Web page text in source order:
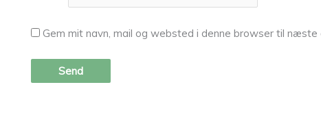
Gem mit navn, mail og websted i denne browser til næste